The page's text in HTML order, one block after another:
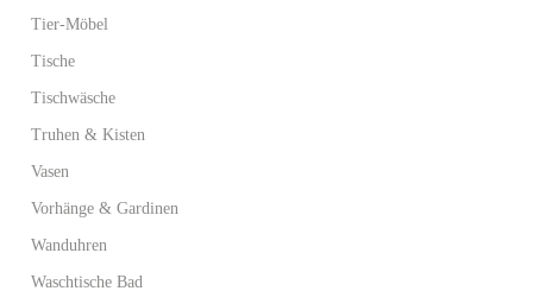
Tier-Möbel
Tische
Tischwäsche
Truhen & Kisten
Vasen
Vorhänge & Gardinen
Wanduhren
Waschtische Bad